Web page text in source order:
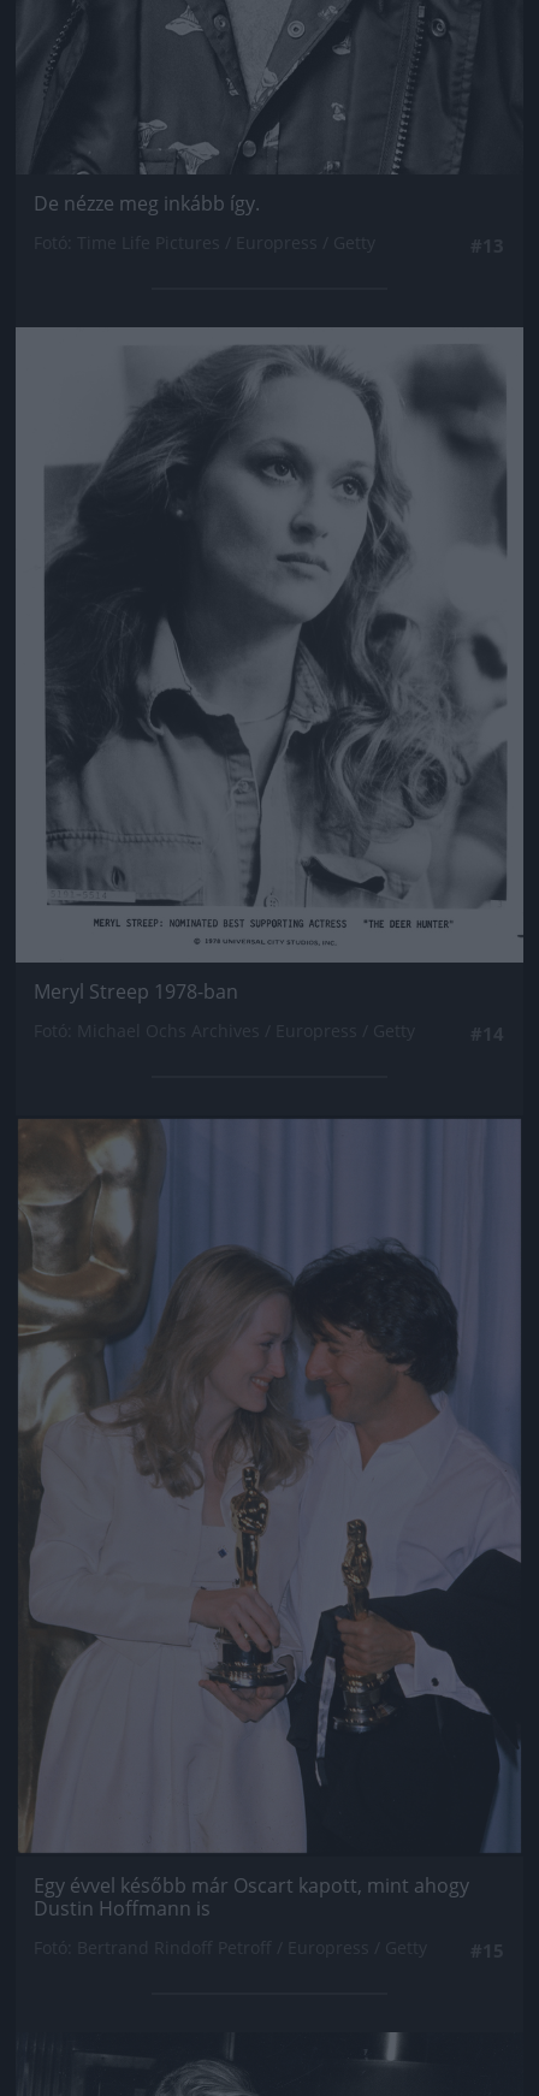
De nézze meg inkább így.
Jön még kép!
Meryl Streep 1978-ban
Egy évvel később már Oscart kapott, mint ahogy
Dustin Hoffmann is
Jön még kép!